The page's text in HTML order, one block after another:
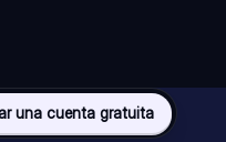
una cuenta gratuita